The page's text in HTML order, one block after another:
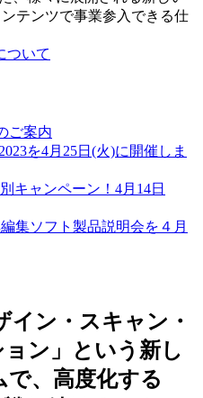
テンツで事業参入できる仕
ついて
ご案内
を4月25日(火)に開催しま
キャンペーン！4月14日
集ソフト製品説明会を４月
ン・スキャン・
ン」という新し
、高度化する